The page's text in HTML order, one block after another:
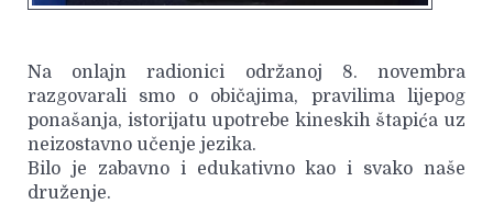
Na onlajn radionici održanoj 8. novembra
razgovarali smo o običajima, pravilima lijepog
ponašanja, istorijatu upotrebe kineskih štapića uz
neizostavno učenje jezika.
Bilo je zabavno i edukativno kao i svako naše
druženje.